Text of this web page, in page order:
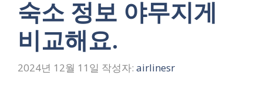
숙소 정보 야무지게
비교해요.
2024년 12월 11일 작성자: airlinesr